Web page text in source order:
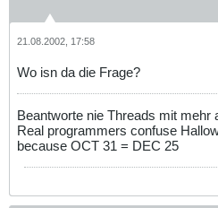
21.08.2002, 17:58
Wo isn da die Frage?
Beantworte nie Threads mit mehr
Real programmers confuse
because OCT 31 = DEC 25